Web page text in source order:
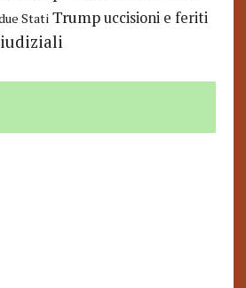
Stati Trump uccisioni e feriti